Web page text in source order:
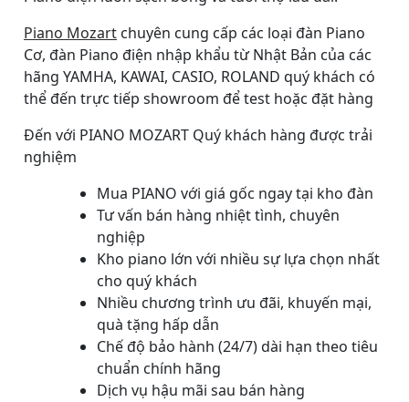
Piano Mozart chuyên cung cấp các loại đàn Piano
Cơ, đàn Piano điện nhập khẩu từ Nhật Bản của các
hãng YAMHA, KAWAI, CASIO, ROLAND quý khách có
thể đến trực tiếp showroom để test hoặc đặt hàng
Đến với PIANO MOZART Quý khách hàng được trải
nghiệm
Mua PIANO với giá gốc ngay tại kho đàn
Tư vấn bán hàng nhiệt tình, chuyên
nghiệp
Kho piano lớn với nhiều sự lựa chọn nhất
cho quý khách
Nhiều chương trình ưu đãi, khuyến mại,
quà tặng hấp dẫn
Chế độ bảo hành (24/7) dài hạn theo tiêu
chuẩn chính hãng
Dịch vụ hậu mãi sau bán hàng